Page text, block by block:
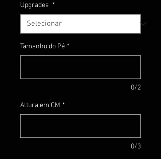
Upgrades *
Tamanho do Pé *
0/2
Altura em CM *
0/3